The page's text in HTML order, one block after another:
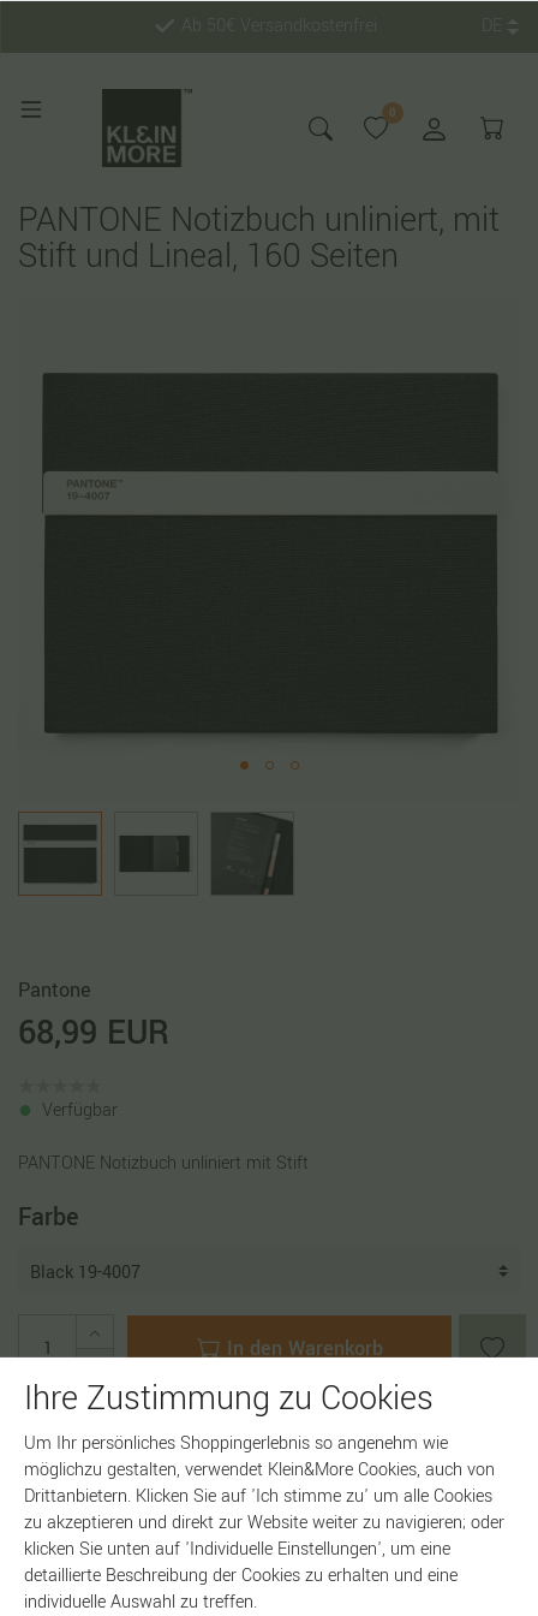
0
PANTONE Notizbuch unliniert, mit
Stift und Lineal, 160 Seiten
Pantone
68,99 EUR
Verfügbar
PANTONE Notizbuch unliniert mit Stift
Farbe
In den Warenkorb
Artikelnummer:18838
Ihre Zustimmung zu Cookies
Um Ihr persönliches Shoppingerlebnis so angenehm wie
möglichzu gestalten, verwendet Klein&More Cookies, auch von
Drittanbietern. Klicken Sie auf 'Ich stimme zu' um alle Cookies
zu akzeptieren und direkt zur Website weiter zu navigieren; oder
klicken Sie unten auf 'Individuelle Einstellungen', um eine
detaillierte Beschreibung der Cookies zu erhalten und eine
individuelle Auswahl zu treffen.